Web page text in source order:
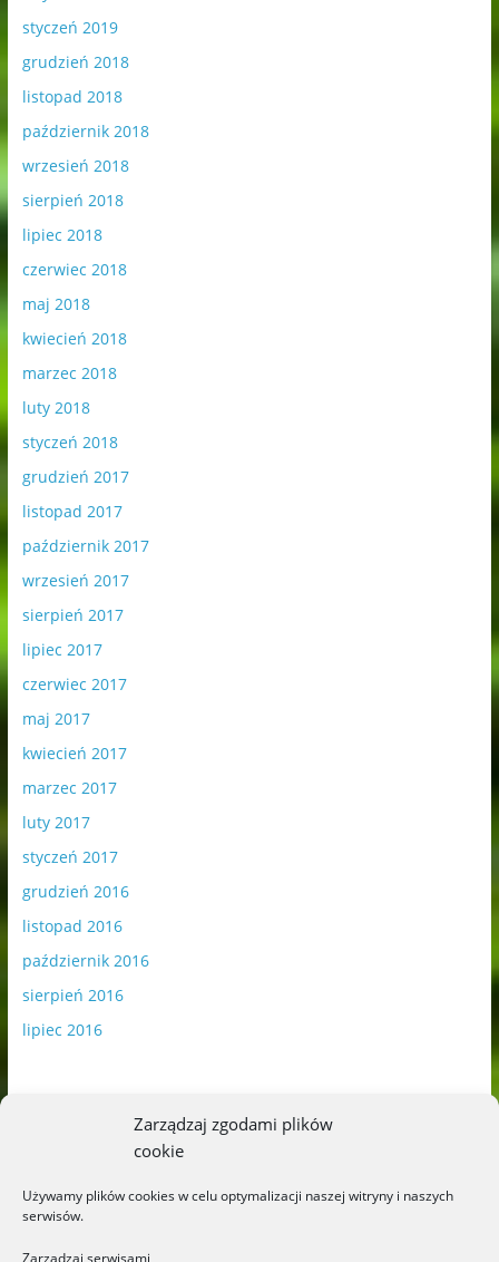
Zarządzaj zgodami plików
cookie
Używamy plików cookies w celu optymalizacji naszej witryny i naszych
serwisów.
Zarządzaj serwisami
styczeń 2019
grudzień 2018
listopad 2018
październik 2018
wrzesień 2018
sierpień 2018
lipiec 2018
czerwiec 2018
maj 2018
kwiecień 2018
marzec 2018
luty 2018
styczeń 2018
grudzień 2017
listopad 2017
październik 2017
wrzesień 2017
sierpień 2017
lipiec 2017
czerwiec 2017
maj 2017
kwiecień 2017
marzec 2017
luty 2017
styczeń 2017
grudzień 2016
listopad 2016
październik 2016
sierpień 2016
lipiec 2016